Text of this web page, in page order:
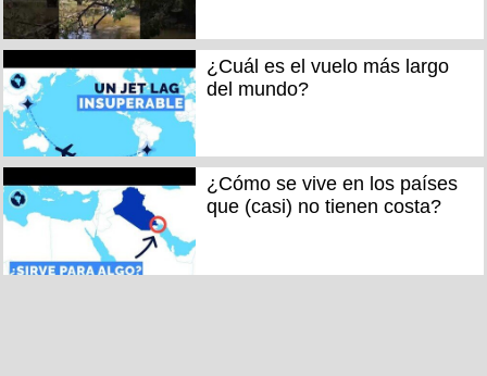
¿Cuál es el vuelo más largo
del mundo?
¿Cómo se vive en los países
que (casi) no tienen costa?